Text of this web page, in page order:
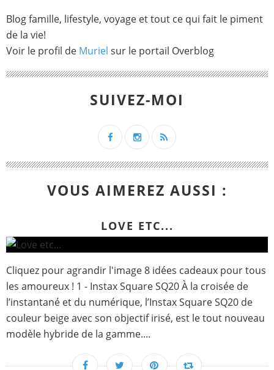
Blog famille, lifestyle, voyage et tout ce qui fait le piment
de la vie!
Voir le profil de Muriel sur le portail Overblog
SUIVEZ-MOI
VOUS AIMEREZ AUSSI :
LOVE ETC...
Cliquez pour agrandir l'image 8 idées cadeaux pour tous
les amoureux ! 1 - Instax Square SQ20 À la croisée de
l’instantané et du numérique, l’Instax Square SQ20 de
couleur beige avec son objectif irisé, est le tout nouveau
modèle hybride de la gamme....